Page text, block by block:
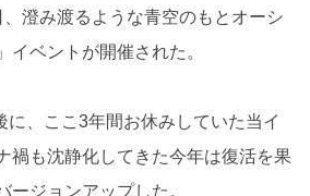
澄み渡るような青空のもとオーシ
イベントが開催された。
に、ここ3年間お休みしていた当イ
禍も沈静化してきた今年は復活を果
ージョンアップした。